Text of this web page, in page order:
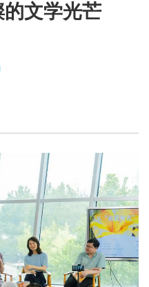
文学光芒